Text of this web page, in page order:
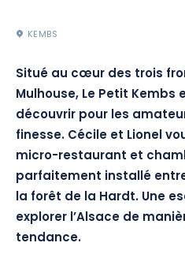
KEMBS
Situé au cœur des trois
Mulhouse, Le Petit
découvrir pour les
finesse. Cécile et Lionel
micro-restaurant et
parfaitement installé
la forêt de la Hardt. Une
explorer l’Alsace de
tendance.